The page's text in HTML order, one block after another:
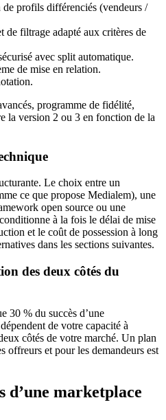
profils différenciés (vendeurs /
de filtrage adapté aux critères de
avec split automatique.
de mise en relation.
programme de fidélité,
la version 2 ou 3 en fonction de la
Le choix entre un
ce que propose Medialem), une
open source ou une
à la fois le délai de mise
et le coût de possession à long
dans les sections suivantes.
des deux côtés du
30 % du succès d’une
de votre capacité à
côtés de votre marché. Un plan
offreurs et pour les demandeurs est
d’une marketplace